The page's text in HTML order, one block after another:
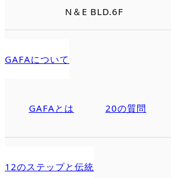
N＆E BLD.6F
GAFAについて
GAFAとは 20の質問
12のステップと伝統